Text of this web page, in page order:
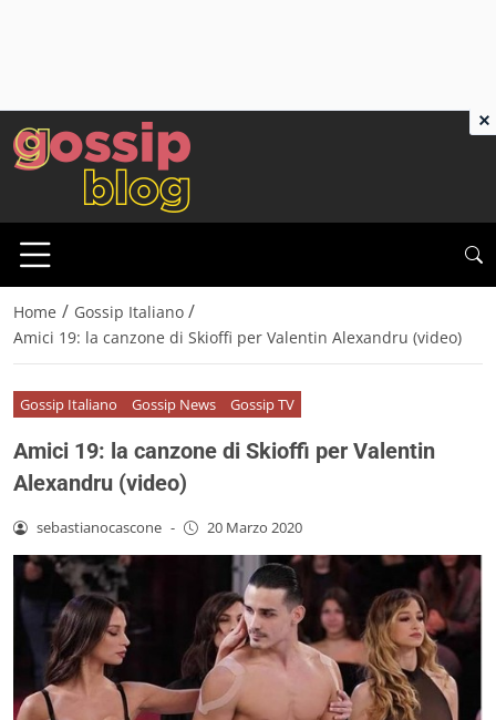
Home / Gossip Italiano /
Amici 19: la canzone di Skioffi per Valentin Alexandru (video)
Gossip Italiano Gossip News Gossip TV
Amici 19: la canzone di Skioffi per Valentin
Alexandru (video)
sebastianocascone - 20 Marzo 2020
×